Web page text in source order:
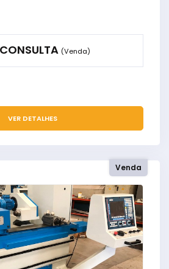
(Venda)
VER DETALHES
Venda